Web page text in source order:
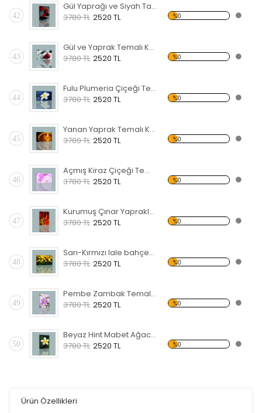
42
Gül Yaprağı ve Siyah Taş Kanvas Tablo
3780 TL 2520 TL %0
43
Gül ve Yaprak Temalı Kanvas Tablo
3780 TL 2520 TL %0
44
Fulu Plumeria Çiçeği Temalı Kanvas Tablo
3780 TL 2520 TL %0
45
Yanan Yaprak Temalı Kanvas Tablo
3780 TL 2520 TL %0
46
Açmış Kiraz Çiçeği Temalı Kanvas Tablo
3780 TL 2520 TL %0
47
Kurumuş Çınar Yaprakları Temalı Kanvas Tablo
3780 TL 2520 TL %0
48
Sarı-Kırmızı lale bahçesi Kanvas Tablo
3780 TL 2520 TL %0
49
Pembe Zambak Temalı Kanvas Tablo
3780 TL 2520 TL %0
50
Beyaz Hint Mabet Ağacı Kanvas Tablo
3780 TL 2520 TL %0
Ürün Özellikleri